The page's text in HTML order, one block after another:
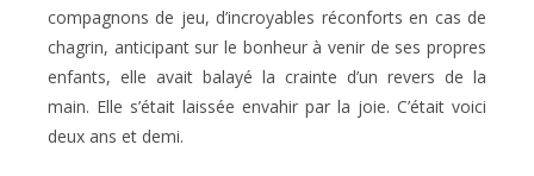
compagnons de jeu, d’incroyables réconforts en cas de
chagrin, anticipant sur le bonheur à venir de ses propres
enfants, elle avait balayé la crainte d’un revers de la
main. Elle s’était laissée envahir par la joie. C’était voici
deux ans et demi.